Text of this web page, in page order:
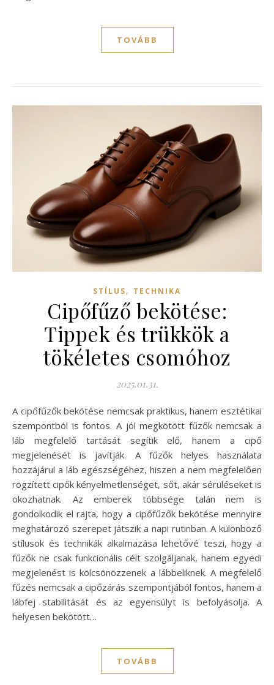
TOVÁBB
STÍLUS, TECHNIKA
Cipőfűző bekötése:
Tippek és trükkök a
tökéletes csomóhoz
2025.01.31.
A cipőfűzők bekötése nemcsak praktikus, hanem esztétikai
szempontból is fontos. A jól megkötött fűzők nemcsak a
láb megfelelő tartását segítik elő, hanem a cipő
megjelenését is javítják. A fűzők helyes használata
hozzájárul a láb egészségéhez, hiszen a nem megfelelően
rögzített cipők kényelmetlenséget, sőt, akár sérüléseket is
okozhatnak. Az emberek többsége talán nem is
gondolkodik el rajta, hogy a cipőfűzők bekötése mennyire
meghatározó szerepet játszik a napi rutinban. A különböző
stílusok és technikák alkalmazása lehetővé teszi, hogy a
fűzők ne csak funkcionális célt szolgáljanak, hanem egyedi
megjelenést is kölcsönözzenek a lábbeliknek. A megfelelő
fűzés nemcsak a cipőzárás szempontjából fontos, hanem a
lábfej stabilitását és az egyensúlyt is befolyásolja. A
helyesen bekötött…
TOVÁBB